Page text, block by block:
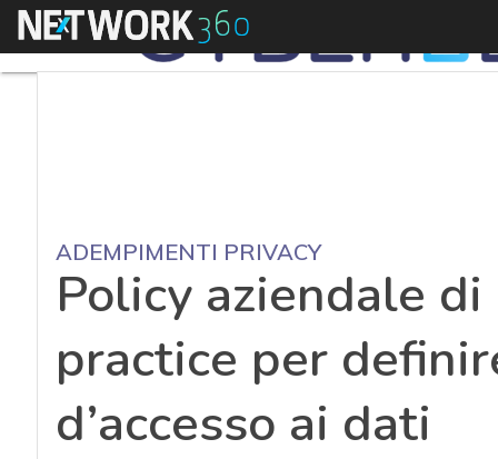
Menu
ADEMPIMENTI PRIVACY
Policy aziendale
practice per
d’accesso ai dati